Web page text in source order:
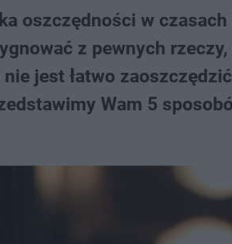
oszczędności w
z pewnych
jest łatwo
Wam 5